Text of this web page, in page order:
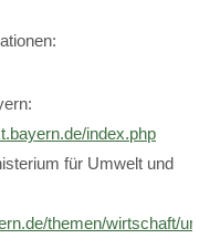
index.php
für Umwelt und
themen/wirtschaft/